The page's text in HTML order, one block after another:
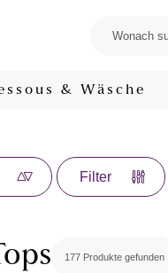
& Wäsche
Filter
177 Produkte gefunden